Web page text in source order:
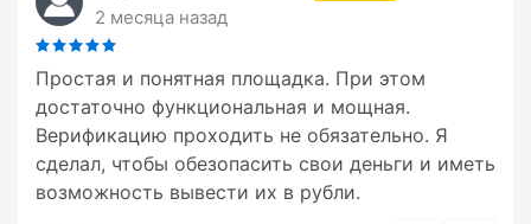
2 месяца назад
Простая и понятная площадка. При этом
достаточно функциональная и мощная.
Верификацию проходить не обязательно. Я
сделал, чтобы обезопасить свои деньги и иметь
возможность вывести их в рубли.